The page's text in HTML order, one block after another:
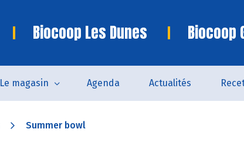
Biocoop Les Dunes Biocoop
Le magasin Agenda Actualités
Summer bowl